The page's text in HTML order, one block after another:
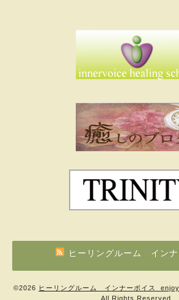
ヒーリングルーム インナ
©2026 ヒーリングルーム インナーボイス
All Rights Reserved.